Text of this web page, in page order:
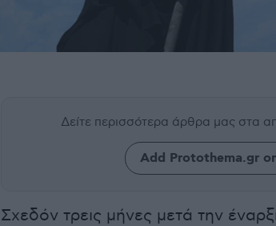
Δείτε περισσότερα άρθρα μας στα
Add Protothema.gr
Σχεδόν τρεις μήνες μετά την